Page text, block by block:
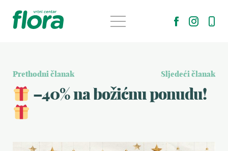
–40% na božićnu ponudu!
Prethodni članak Sljedeći članak